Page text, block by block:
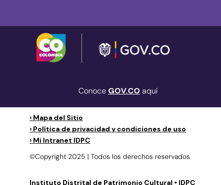
Conoce GOV.CO aquí
› Mapa del Sitio
› Política de privacidad y condiciones de uso
› Mi Intranet IDPC
©Copyright 2025 | Todos los derechos reservados
Instituto Distrital de Patrimonio Cultural • IDPC